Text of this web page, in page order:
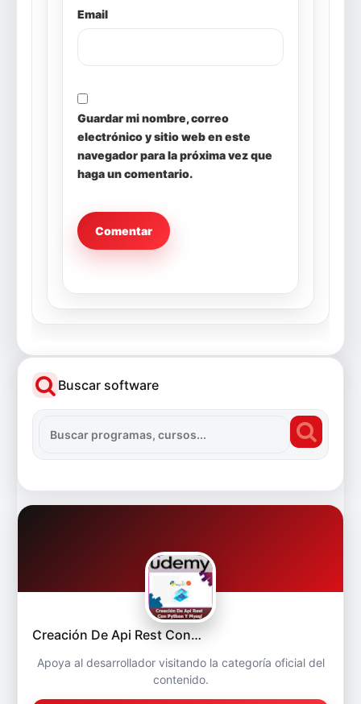
Email
Guardar mi nombre, correo
electrónico y sitio web en este
navegador para la próxima vez que
haga un comentario.
Buscar software
Creación De Api Rest Con…
Apoya al desarrollador visitando la categoría oficial del
contenido.